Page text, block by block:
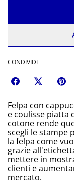
CONDIVIDI
Felpa con
e coulisse piatta
cotone rende
scegli le stampe
la felpa come
grazie
mettere in
clienti e
mercato.